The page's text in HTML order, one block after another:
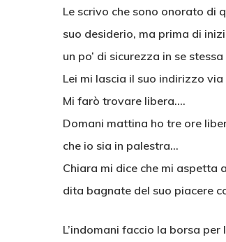
Le scrivo che sono onorato di
suo desiderio, ma prima di
un po’ di sicurezza in se
Lei mi lascia il suo indirizzo
Mi farò trovare libera….
Domani mattina ho tre ore
che io sia in palestra…
Chiara mi dice che mi aspetta
dita bagnate del suo piacere
L’indomani faccio la borsa